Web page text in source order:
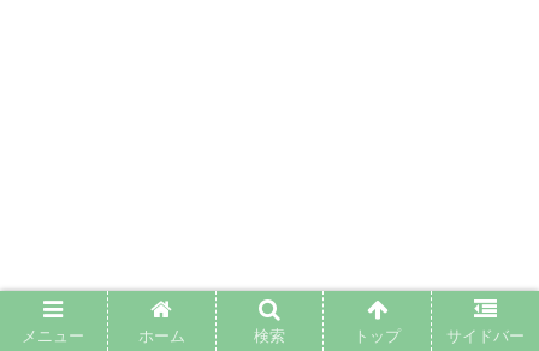
メニュー ホーム 検索 トップ サイドバー